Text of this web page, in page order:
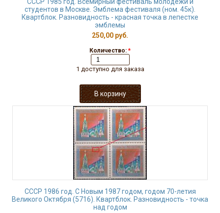
студентов в Москве. Эмблема фестиваля (ном. 45к).
Квартблок. Разновидность - красная точка в лепестке
эмблемы
250,00 руб.
Количество: *
1 доступно для заказа
СССР 1986 год. С Новым 1987 годом, годом 70-летия
Великого Октября (5716). Квартблок. Разновидность - точка
над годом